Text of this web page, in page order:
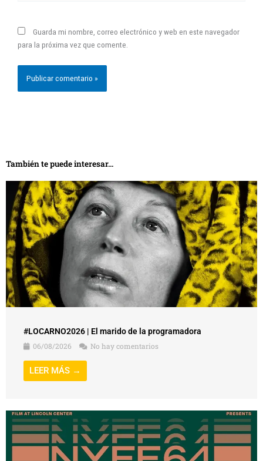
Guarda mi nombre, correo electrónico y web en este navegador
para la próxima vez que comente.
También te puede interesar...
#LOCARNO2026 | El marido de la programadora
06/08/2026
No hay comentarios
LEER MÁS →